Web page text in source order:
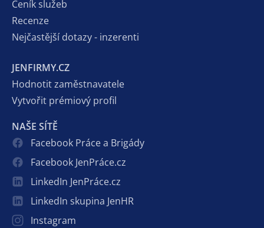
Ceník služeb
Recenze
Nejčastější dotazy - inzerenti
JENFIRMY.CZ
Hodnotit zaměstnavatele
Vytvořit prémiový profil
NAŠE SÍTĚ
Facebook Práce a Brigády
Facebook JenPráce.cz
LinkedIn JenPráce.cz
LinkedIn skupina JenHR
Instagram